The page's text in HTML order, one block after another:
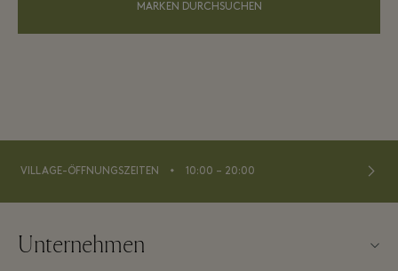
MARKEN DURCHSUCHEN
VILLAGE-ÖFFNUNGSZEITEN ⬩ 10:00 – 20:00
Unternehmen